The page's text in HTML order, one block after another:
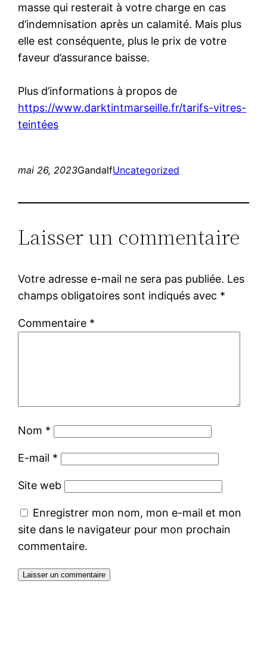
masse qui resterait à votre charge en cas
d’indemnisation après un calamité. Mais plus
elle est conséquente, plus le prix de votre
faveur d’assurance baisse.
Plus d’informations à propos de
https://www.darktintmarseille.fr/tarifs-vitres-
teintées
mai 26, 2023GandalfUncategorized
Laisser un commentaire
Votre adresse e-mail ne sera pas publiée. Les
champs obligatoires sont indiqués avec *
Commentaire *
Nom *
E-mail *
Site web
Enregistrer mon nom, mon e-mail et mon
site dans le navigateur pour mon prochain
commentaire.